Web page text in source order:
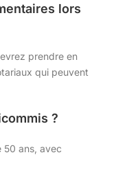
lors
prendre en
qui peuvent
?
50 ans, avec